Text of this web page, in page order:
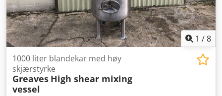
1 /8
1000 liter blandekar med høy
skjærstyrke
Greaves High shear mixing
vessel